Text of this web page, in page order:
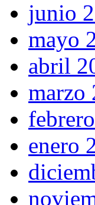
junio
mayo
abril
marzo
enero